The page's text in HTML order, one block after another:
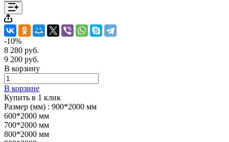
-10%
8 280 руб.
9 200 руб.
В корзину
В корзине
Купить в 1 клик
Размер (мм) : 900*2000 мм
600*2000 мм
700*2000 мм
800*2000 мм